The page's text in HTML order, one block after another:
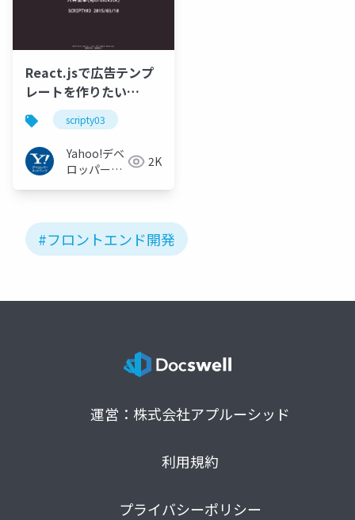
React.jsで広告テンプ
レートを作りたい
#scripty03
scripty03
Yahoo!デベ
ロッパーネ
2K
#フロントエンド開発
運営：株式会社アプルーシッド
利用規約
プライバシーポリシー